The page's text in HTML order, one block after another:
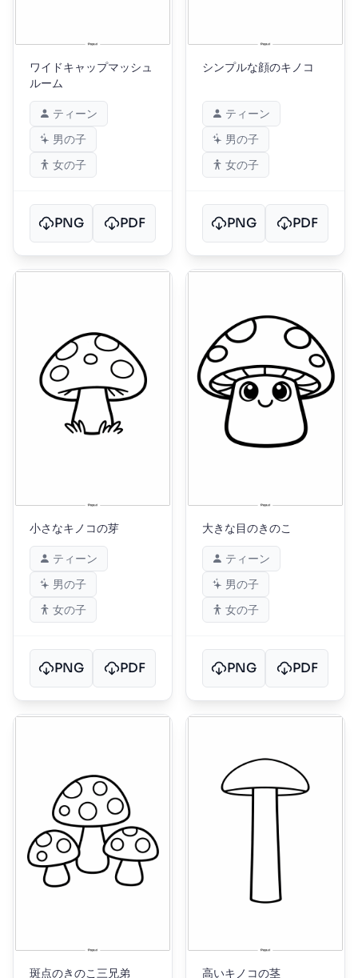
ワイドキャップマッシュ
ルーム
ティーン
男の子
女の子
PNG PDF
シンプルな顔のキノコ
ティーン
男の子
女の子
PNG PDF
小さなキノコの芽
ティーン
男の子
女の子
PNG PDF
大きな目のきのこ
ティーン
男の子
女の子
PNG PDF
斑点のきのこ三兄弟 高いキノコの茎